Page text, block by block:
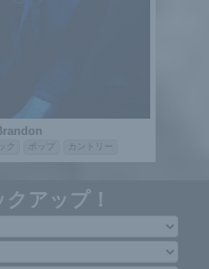
ク ポップ カントリー
アップ！